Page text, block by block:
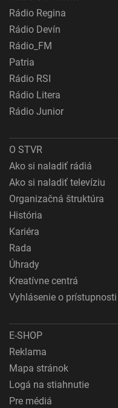
Rádio Regina
Rádio Devín
Rádio_FM
Patria
Rádio RSI
Rádio Litera
Rádio Junior
O STVR
Ako si naladiť rádiá
Ako si naladiť televíziu
Organizačná štruktúra
História
Kariéra
Rada
Úhrady
Kreatívne centrá
Vyhlásenie o prístupnosti
E-SHOP
Reklama
Mapa stránok
Logá na stiahnutie
Pre médiá